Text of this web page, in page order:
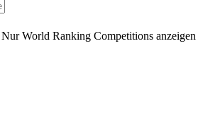
Nur World Ranking Competitions anzeigen